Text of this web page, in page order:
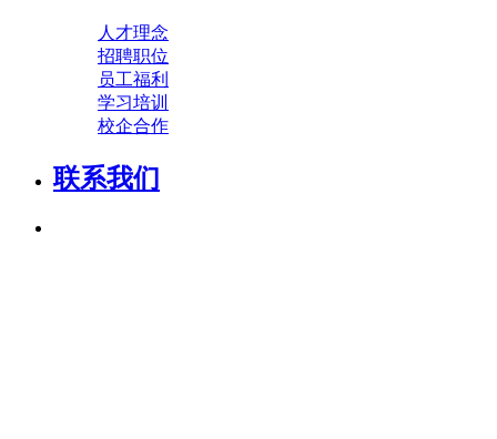
人才理念
招聘职位
员工福利
学习培训
校企合作
联系我们